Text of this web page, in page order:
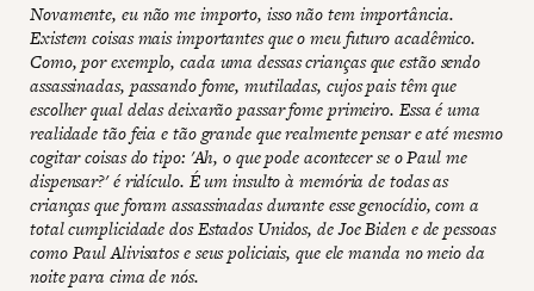
Novamente, eu não me importo, isso não tem importância.
Existem coisas mais importantes que o meu futuro acadêmico.
Como, por exemplo, cada uma dessas crianças que estão sendo
assassinadas, passando fome, mutiladas, cujos pais têm que
escolher qual delas deixarão passar fome primeiro. Essa é uma
realidade tão feia e tão grande que realmente pensar e até mesmo
cogitar coisas do tipo: 'Ah, o que pode acontecer se o Paul me
dispensar?' é ridículo. É um insulto à memória de todas as
crianças que foram assassinadas durante esse genocídio, com a
total cumplicidade dos Estados Unidos, de Joe Biden e de pessoas
como Paul Alivisatos e seus policiais, que ele manda no meio da
noite para cima de nós.